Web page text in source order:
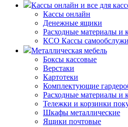
Кассы онлайн и все для
Кассы онлайн
Денежные ящики
Расходные материалы и
КСО Кассы
Металлическая мебель
Боксы кассовые
Верстаки
Картотеки
Комплектующие
Расходные материалы и
Тележки и корзинки
Шкафы металлические
Ящики почтовые